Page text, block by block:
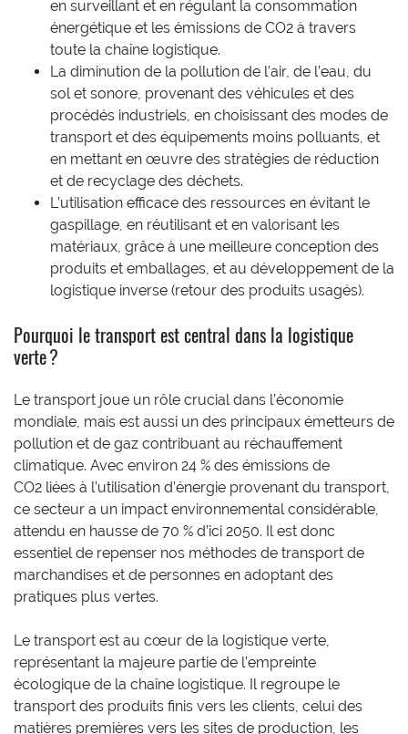
en surveillant et en régulant la consommation
énergétique et les émissions de CO2 à travers
toute la chaîne logistique.
La diminution de la pollution de l’air, de l’eau, du
sol et sonore, provenant des véhicules et des
procédés industriels, en choisissant des modes de
transport et des équipements moins polluants, et
en mettant en œuvre des stratégies de réduction
et de recyclage des déchets.
L’utilisation efficace des ressources en évitant le
gaspillage, en réutilisant et en valorisant les
matériaux, grâce à une meilleure conception des
produits et emballages, et au développement de la
logistique inverse (retour des produits usagés).
Pourquoi le transport est central dans la logistique
verte ?
Le transport joue un rôle crucial dans l’économie
mondiale, mais est aussi un des principaux émetteurs de
pollution et de gaz contribuant au réchauffement
climatique. Avec environ 24 % des émissions de
CO2 liées à l’utilisation d’énergie provenant du transport,
ce secteur a un impact environnemental considérable,
attendu en hausse de 70 % d’ici 2050. Il est donc
essentiel de repenser nos méthodes de transport de
marchandises et de personnes en adoptant des
pratiques plus vertes.
Le transport est au cœur de la logistique verte,
représentant la majeure partie de l’empreinte
écologique de la chaîne logistique. Il regroupe le
transport des produits finis vers les clients, celui des
matières premières vers les sites de production, les